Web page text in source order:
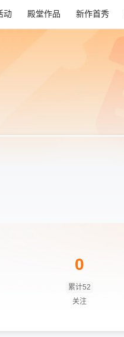
动 殿堂作品 新作首秀
0
累计52
关注